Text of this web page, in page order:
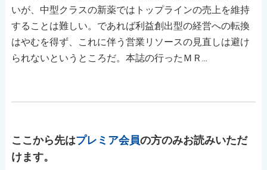
いが、中型クラスの新薬ではトップラインの売上を維持
することは難しい。であれば利益創出型の経営への転換
はやむを得ず、これに伴う営業リソースの見直しは避け
られないというところだ。本誌の行ったＭＲ...
ここから先はプレミア会員の方のみお読みいただ
けます。